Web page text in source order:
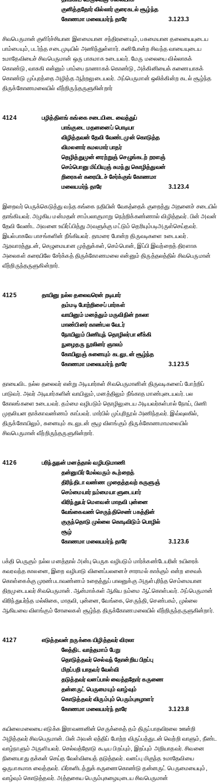
குனித்ததோர் வில்லார் குரைகடல் சூழ்ந்த
கோணமா மலையமர்ந் தாரே
3.123.3
சிவபெருமான் குளிர்ச்சியான இளமையான சந்திரனையும், பசுமையான தலையையுடைய
பாம்பையும், படர்ந்த சடைமுடியில் அணிந்துள்ளார். கனிபோன்ற சிவந்த வாயையுடைய
உமாதேவியைச் சிவபெருமான் ஒரு பாகமாக உடையவர். மேரு மலையை வில்லாகக்
கொண்டு, வாசுகி என்னும் பாம்பை நாணாகக் கொண்டு, அக்கினியைக் கணையாகக்
கொண்டு முப்புரத்தை அழித்த ஆற்றலுடையவர். அப்பெருமான் ஒலிக்கின்ற கடல் சூழ்ந்த
திருக்கோணமலையில் வீற்றிருந்தருளுகின்றார்
4124
பழித்திளங் கங்கை சடையிடை வைத்துப்
பாங்குடை மதனனைப் பொடியா
விழித்தவன் தேவி வேண்டமுன் கொடுத்த
விமலனார் கமலமார் பாதர்
தெழித்துமுன் னரற்றுஞ் செழுங்கடற் றரளஞ்
செம்பொனு மிப்பியுஞ் சுமந்து கொழித்துவன்
றிரைகள் கரையிடச் சேர்க்குங் கோணமா
மலையமர்ந் தாரே
3.123.4
இறைவர் பெருக்கெடுத்து வந்த கங்கை நதியின் வேகத்தைக் குறைத்து அதனைச் சடையில்
தாங்கியவர். அழகிய மன்மதன் சாம்பலாகுமாறு நெற்றிக்கண்ணால் விழித்தவர். பின் அவன்
தேவி வேண்ட அவனை உயிர்ப்பித்து அவளுக்கு மட்டும் தெரியும்படிஅருள்செய்தவர்.
இயல்பாகவே பாசங்களின் நீங்கியவர். தாமரை போன்ற திருவடிகளை உடையவர்.
ஆரவாரத்துடன், செழுமையான முத்துக்கள், செம்பொன், இப்பி இவற்றைத் திரளாக
அலைகள் கரையிலே சேர்க்கத் திருக்கோணமலை என்னும் திருத்தலத்தில் சிவபெருமான்
வீற்றிருந்தருளுகின்றார்.
4125
தாயினு நல்ல தலைவரென் றடியார்
தம்மடி போற்றிசைப் பார்கள்
வாயினும் மனத்தும் மருவிநின் றகலா
மாண்பினர் காண்பல வேடர்
நோயிலும் பிணியுந் தொழிலர்பா னீக்கி
நுழைதரு நூலினர் ஞாலம்
கோயிலுஞ் சுனையும் கடலுடன் சூழ்ந்த
கோணமா மலையமர்ந் தாரே
3.123.5
தாயைவிட நல்ல தலைவர் என்று அடியார்கள் சிவபெருமானின் திருவடிகளைப் போற்றிப்
பாடுவர். அவர் அடியார்களின் வாயிலும், மனத்திலும் நீங்காத மாண்புடையவர். பல
கோலங்களை உடையவர். தம்மை வழிபடும் தொழிலுடைய அடியவர்கள்பால் நோய், பிணி
முதலியன தாக்காவண்ணம் காப்பவர். மார்பில் முப்புரிநூல் அணிந்தவர். இவ்வுலகில்,
திருக்கோயிலும், சுனையும் கடலுடன் சூழ விளங்கும் திருக்கோணமாமலையில்
சிவபெருமான் வீற்றிருந்தருளுகின்றார்.
4126
பரிந்துநன் மனத்தால் வழிபடுமாணி
தன்னுயிர் மேல்வரும் கூற்றைத்
திரிந்திடா வண்ண முதைத்தவற் கருளுஞ்
செம்மையார் நம்மையா ளுடையார்
விரிந்துயர் மௌவன் மாதவி புன்னை
வேங்கைவண் செருந்திசெண் பகத்தின்
குருந்தொடு முல்லை கொடிவிடும் பொழில்
சூழ்
கோணமா மலையமர்ந் தாரே
3.123.6
பக்தி பெருகும் நல்ல மனத்தால் அன்பு பெருக வழிபடும் மார்க்கண்டேயரின் உயிரைக்
கவரவந்த காலனை, இறை வழிபாடு வினைப்பலனைச் சாராமல் காக்கும் என்ற சைவக்
கொள்கைக்கு முரண்படாவண்ணம் உதைத்துப் பாலனுக்கு அருள்புரிந்த செம்மையான
திறமுடையவர் சிவபெருமான். ஆன்மாக்கள் ஆகிய நம்மை ஆட்கொள்பவர். அப்பெருமான்
விரிந்துயர்ந்த மல்லிகை, மாதவி, புன்னை, வேங்கை, செருந்தி, செண்பகம், முல்லை
ஆகியவை விளங்கும் சோலைகள் சூழ்ந்த திருக்கோணமலையில் வீற்றிருந்தருளுகின்றார்.
4127
எடுத்தவன் றருக்கை யிழித்தவர் விரலா
லேத்திட வாத்தமாம் பேறு
தொடுத்தவர் செல்வந் தோன்றிய பிறப்பு
மிறப்பறி யாதவர் வேள்வி
தடுத்தவர் வனப்பால் வைத்ததோர் கருணை
தன்னருட் பெருமையும் வாழ்வும்
கொடுத்தவர் விரும்பும் பெரும்புகழாளர்
கோணமா மலையமர்ந் தாரே
3.123.8
கயிலைமலையை எடுக்க இராவணனின் செருக்கைத் தம் திருப்பாதவிரலை ஊன்றி
அழித்தவர் சிவபெருமான். பின் அவன் ஏத்திப் போற்ற விருப்பத்துடன் வெற்றி வாளும், நீண்ட
வாழ்நாளும் அருளியவர். செல்வத்தோடு கூடிய பிறப்பும், இறப்பும் அறியாதவர். சிவனை
நினையாது தக்கன் செய்த வேள்வியைத் தடுத்தவர். வனப்பு மிகுந்த உமாதேவியை
ஒருபாகமாக வைத்தவர். யிர்களிடத்துக் கருணைகொண்டு தன்னருட் பெருமையையும்,
வாழ்வும் கொடுத்தவர். அத்தகைய பெரும்புகழையுடைய சிவபெருமான்